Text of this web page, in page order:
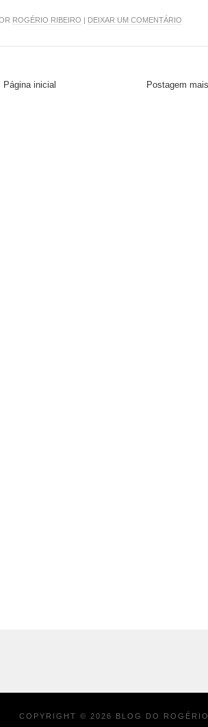
ROGÉRIO RIBEIRO | DEIXAR UM COMENTÁRIO
Postagem
Página inicial
COPYRIGHT © 2026 BLOG DO